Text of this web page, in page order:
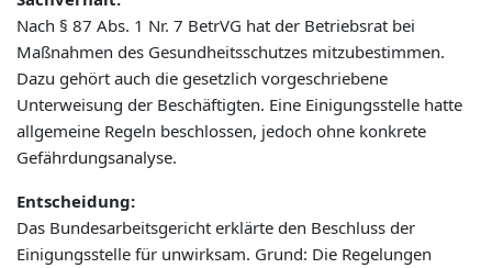
Nach § 87 Abs. 1 Nr. 7 BetrVG hat der Betriebsrat bei
Maßnahmen des Gesundheitsschutzes mitzubestimmen.
Dazu gehört auch die gesetzlich vorgeschriebene
Unterweisung der Beschäftigten. Eine Einigungsstelle hatte
allgemeine Regeln beschlossen, jedoch ohne konkrete
Gefährdungsanalyse.
Entscheidung:
Das Bundesarbeitsgericht erklärte den Beschluss der
Einigungsstelle für unwirksam. Grund: Die Regelungen